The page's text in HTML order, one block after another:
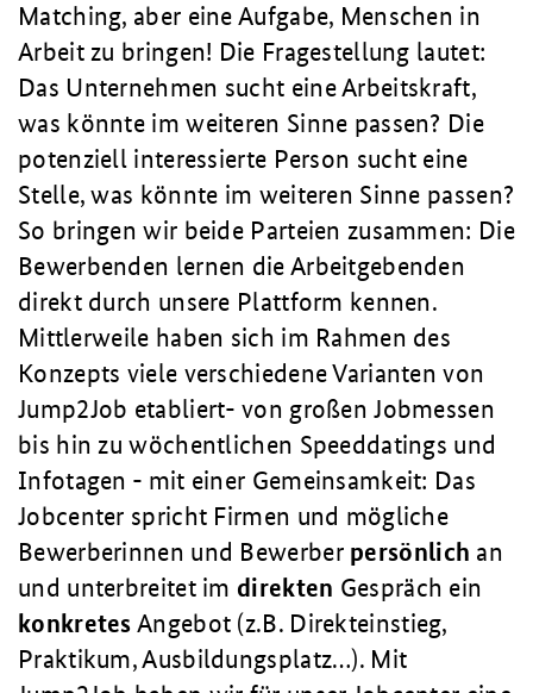
Matching, aber eine Aufgabe, Menschen in
Arbeit zu bringen! Die Fragestellung lautet:
Das Unternehmen sucht eine Arbeitskraft,
was könnte im weiteren Sinne passen? Die
potenziell interessierte Person sucht eine
Stelle, was könnte im weiteren Sinne passen?
So bringen wir beide Parteien zusammen: Die
Bewerbenden lernen die Arbeitgebenden
direkt durch unsere Plattform kennen.
Mittlerweile haben sich im Rahmen des
Konzepts viele verschiedene Varianten von
Jump2Job etabliert- von großen Jobmessen
bis hin zu wöchentlichen Speeddatings und
Infotagen - mit einer Gemeinsamkeit: Das
Jobcenter spricht Firmen und mögliche
Bewerberinnen und Bewerber persönlich an
und unterbreitet im direkten Gespräch ein
konkretes Angebot (z.B. Direkteinstieg,
Praktikum, Ausbildungsplatz…). Mit